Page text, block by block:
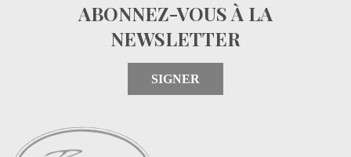
ABONNEZ-VOUS À LA
NEWSLETTER
SIGNER